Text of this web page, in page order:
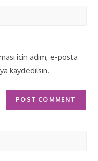
için adım, e-posta
kaydedilsin.